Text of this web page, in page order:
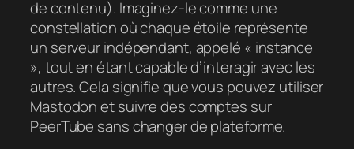
de contenu). Imaginez-le comme une
constellation où chaque étoile représente
un serveur indépendant, appelé « instance
», tout en étant capable d’interagir avec les
autres. Cela signifie que vous pouvez utiliser
Mastodon et suivre des comptes sur
PeerTube sans changer de plateforme.